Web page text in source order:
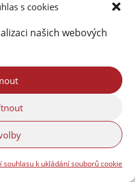
s cookies
našich webových
souhlasu k ukládání souborů cookie